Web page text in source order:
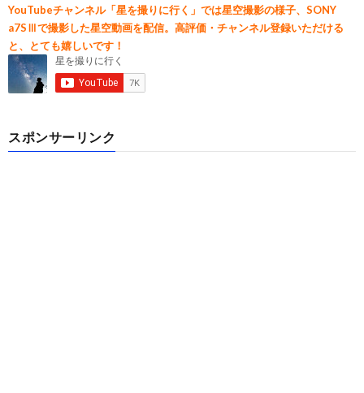
YouTubeチャンネル「星を撮りに行く」では星空撮影の様子、SONY
a7SⅢで撮影した星空動画を配信。高評価・チャンネル登録いただける
と、とても嬉しいです！
スポンサーリンク